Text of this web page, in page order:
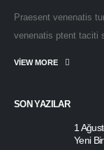
Praesent venenatis
venenatis ptent taciti
VIEW MORE
SON YAZILAR
1
Yeni